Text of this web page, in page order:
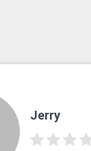
Jerry